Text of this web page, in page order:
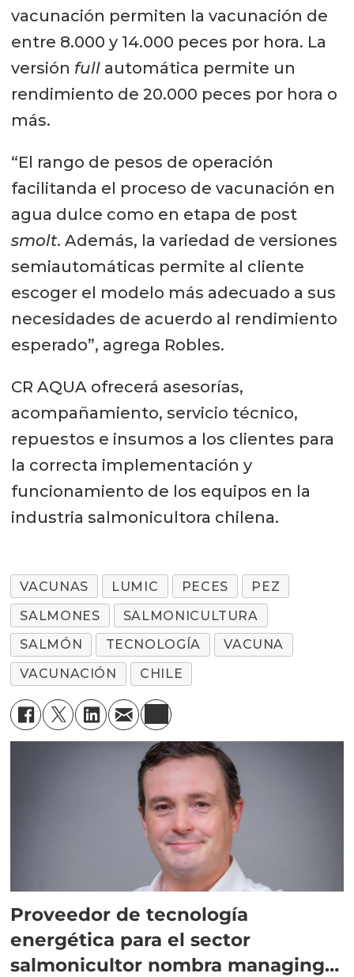
vacunación permiten la vacunación de
entre 8.000 y 14.000 peces por hora. La
versión full automática permite un
rendimiento de 20.000 peces por hora o
más.
“El rango de pesos de operación
facilitanda el proceso de vacunación en
agua dulce como en etapa de post
smolt. Además, la variedad de versiones
semiautomáticas permite al cliente
escoger el modelo más adecuado a sus
necesidades de acuerdo al rendimiento
esperado”, agrega Robles.
CR AQUA ofrecerá asesorías,
acompañamiento, servicio técnico,
repuestos e insumos a los clientes para
la correcta implementación y
funcionamiento de los equipos en la
industria salmonicultora chilena.
VACUNAS LUMIC PECES
PEZ
SALMONES
SALMONICULTURA
SALMÓN
TECNOLOGÍA
VACUNA
VACUNACIÓN
CHILE
Proveedor de tecnología
energética para el sector
salmonicultor nombra managing